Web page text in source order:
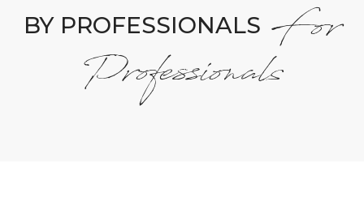
BY PROFESSIONALS For
Professionals